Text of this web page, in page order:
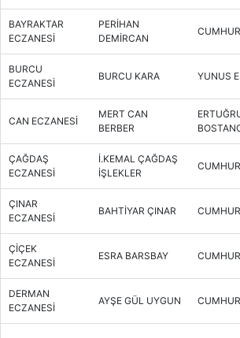
BAYRAKTAR
ECZANESİ
PERİHAN
DEMİRCAN
BURCU
ECZANESİ
BURCU KARA YUNUS
CAN ECZANESİ
MERT CAN
BERBER
ÇAĞDAŞ
ECZANESİ
İ.KEMAL ÇAĞDAŞ
İŞLEKLER
ÇINAR
ECZANESİ
BAHTİYAR ÇINAR
ÇİÇEK
ECZANESİ
ESRA BARSBAY
DERMAN
ECZANESİ
AYŞE GÜL UYGUN